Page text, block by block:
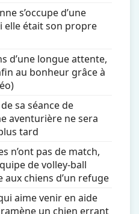
s’occupe d’une
elle était son propre
d’une longue attente,
au bonheur grâce à
sa séance de
aventurière ne sera
tard
n’ont pas de match,
de volley-ball
chiens d’un refuge
aime venir en aide
un chien errant